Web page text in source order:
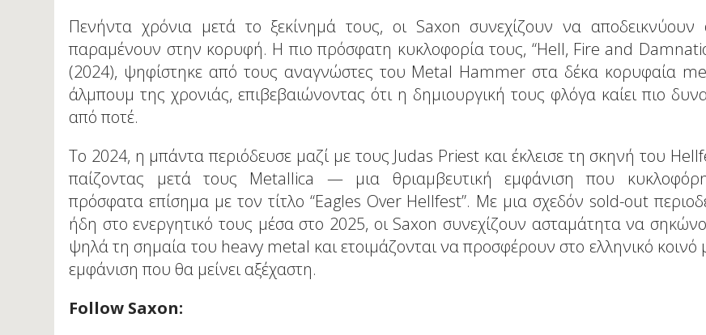
Πενήντα χρόνια μετά το ξεκίνημά τους, οι Saxon συνεχίζουν να αποδεικνύουν
παραμένουν στην κορυφή. Η πιο πρόσφατη κυκλοφορία τους, “Hell, Fire and
(2024), ψηφίστηκε από τους αναγνώστες του Metal Hammer στα δέκα κορυφαία
άλμπουμ της χρονιάς, επιβεβαιώνοντας ότι η δημιουργική τους φλόγα καίει πιο
από ποτέ.
Το 2024, η μπάντα περιόδευσε μαζί με τους Judas Priest και έκλεισε τη σκηνή του
παίζοντας μετά τους Metallica — μια θριαμβευτική εμφάνιση που
πρόσφατα επίσημα με τον τίτλο “Eagles Over Hellfest”. Με μια σχεδόν sold-out
ήδη στο ενεργητικό τους μέσα στο 2025, οι Saxon συνεχίζουν ασταμάτητα να
ψηλά τη σημαία του heavy metal και ετοιμάζονται να προσφέρουν στο ελληνικό κοινό
εμφάνιση που θα μείνει αξέχαστη.
Follow Saxon: